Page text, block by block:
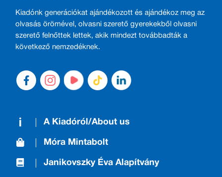
Kiadónk generációkat ajándékozott és ajándékoz meg az
olvasás örömével, olvasni szerető gyerekekből olvasni
szerető felnőttek lettek, akik mindezt továbbadták a
következő nemzedéknek.
A Kiadóról/About us
Móra Mintabolt
Janikovszky Éva Alapítvány